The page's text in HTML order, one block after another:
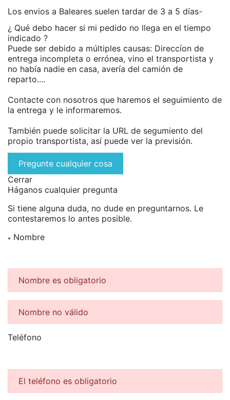
Los envios a Baleares suelen tardar de 3 a 5 días-
¿ Qué debo hacer si mi pedido no llega en el tiempo
indicado ?
Puede ser debido a múltiples causas: Direccíon de
entrega incompleta o errónea, vino el transportista y
no había nadie en casa, avería del camión de
reparto....
Contacte con nosotros que haremos el seguimiento de
la entrega y le informaremos.
También puede solicitar la URL de segumiento del
propio transportista, así puede ver la previsión.
Pregunte cualquier cosa
Cerrar
Háganos cualquier pregunta
Si tiene alguna duda, no dude en preguntarnos. Le
contestaremos lo antes posible.
* Nombre
Nombre es obligatorio
Nombre no válido
Teléfono
El teléfono es obligatorio